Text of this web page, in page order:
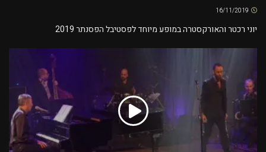
יוני רכטר והאורקסטרה במופע מיוחד לפסטיבל הפסנתר 2019